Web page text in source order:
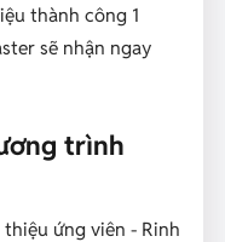
thành công 1
sẽ nhận ngay
trình
ứng viên - Rinh